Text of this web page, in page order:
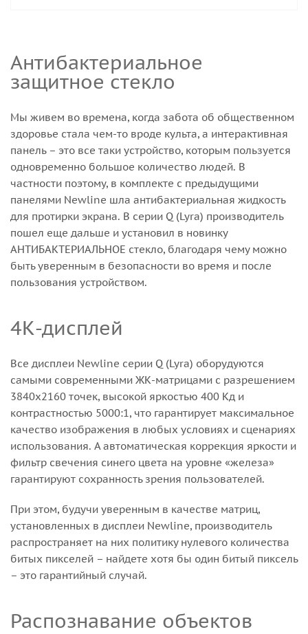
Антибактериальное
защитное стекло
Мы живем во времена, когда забота об общественном
здоровье стала чем-то вроде культа, а интерактивная
панель – это все таки устройство, которым пользуется
одновременно большое количество людей. В
частности поэтому, в комплекте с предыдущими
панелями Newline шла антибактериальная жидкость
для протирки экрана. В серии Q (Lyra) производитель
пошел еще дальше и установил в новинку
АНТИБАКТЕРИАЛЬНОЕ стекло, благодаря чему можно
быть уверенным в безопасности во время и после
пользования устройством.
4К-дисплей
Все дисплеи Newline серии Q (Lyra) оборудуются
самыми современными ЖК-матрицами с разрешением
3840х2160 точек, высокой яркостью 400 Кд и
контрастностью 5000:1, что гарантирует максимальное
качество изображения в любых условиях и сценариях
использования. А автоматическая коррекция яркости и
фильтр свечения синего цвета на уровне «железа»
гарантируют сохранность зрения пользователей.
При этом, будучи уверенным в качестве матриц,
установленных в дисплеи Newline, производитель
распространяет на них политику нулевого количества
битых пикселей – найдете хотя бы один битый пиксель
– это гарантийный случай.
Распознавание объектов